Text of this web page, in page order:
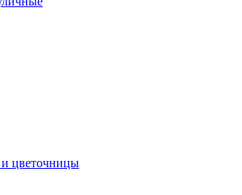
цветочницы